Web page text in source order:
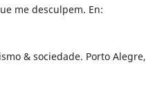
me desculpem. En:
& sociedade. Porto Alegre,